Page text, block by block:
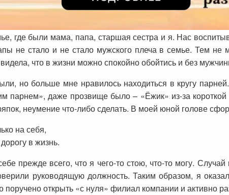
где были мама, папа, старшая сестра и я. Нас
не стало и не стало мужского плеча в семье. Тем
что в жизни можно спокойно обойтись и без
но больше мне нравилось находиться в кругу
парнем», даже прозвище было – «Ёжик» из-за короткой
неумение что-либо сделать. В моей юной голове
на себя,
в жизнь.
прежде всего, что я чего-то стою, что-то могу.
руководящую должность. Таким образом, я
открыть «с нуля» филиал компании и активно